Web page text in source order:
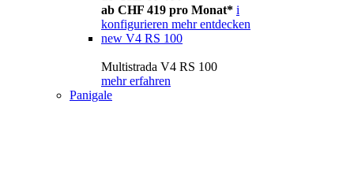
ab CHF 419 pro Monat* i
konfigurieren mehr entdecken
new V4 RS 100
Multistrada V4 RS 100
mehr erfahren
Panigale